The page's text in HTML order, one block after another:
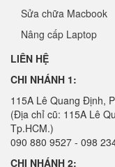
Sửa chữa Macbook
Nâng cấp Laptop
LIÊN HỆ
CHI NHÁNH 1:
115A Lê Quang Định,
(Địa chỉ cũ: 115A Lê
Tp.HCM.)
090 880 9527 - 098
CHI NHÁNH 2: